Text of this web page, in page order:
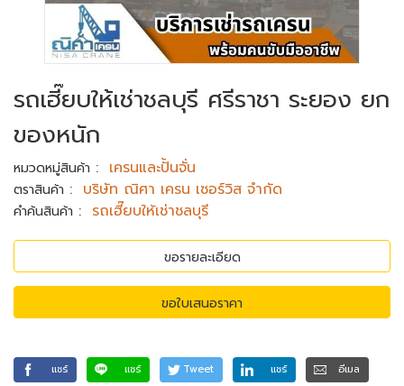
รถเฮี๊ยบให้เช่าชลบุรี ศรีราชา ระยอง ยก
ของหนัก
หมวดหมู่สินค้า : เครนและปั้นจั่น
ตราสินค้า : บริษัท ณิศา เครน เซอร์วิส จำกัด
คำค้นสินค้า : รถเฮี๊ยบให้เช่าชลบุรี
ขอรายละเอียด
ขอใบเสนอราคา
แชร์ แชร์ Tweet แชร์
อีเมล